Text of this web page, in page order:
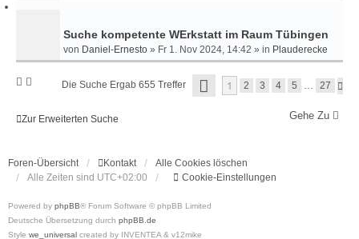
Suche kompetente WErkstatt im Raum Tübingen
von Daniel-Ernesto » Fr 1. Nov 2024, 14:42 » in Plauderecke
Die Suche Ergab 655 Treffer
O
2
1 2 3 4 5 … 27
Zur Erweiterten Suche Gehe Zu
Foren-Übersicht Kontakt
Alle Cookies löschen
Alle Zeiten sind UTC+02:00 Cookie-Einstellungen
Powered by phpBB® Forum Software © phpBB Limited
Deutsche Übersetzung durch phpBB.de
Style we_universal created by INVENTEA & v12mike